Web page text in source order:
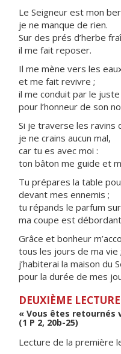
Le Seigneur est mon
je ne manque de rien.
Sur des prés d’herbe
il me fait reposer.
Il me mène vers les
et me fait revivre ;
il me conduit par le juste
pour l’honneur de son
Si je traverse les ravins
je ne crains aucun mal,
car tu es avec moi :
ton bâton me guide et
Tu prépares la table
devant mes ennemis ;
tu répands le parfum
ma coupe est
Grâce et bonheur
tous les jours de ma vie ;
j’habiterai la maison du
pour la durée de mes
DEUXIÈME LECTURE
« Vous êtes retournés
(1 P 2, 20b-25)
Lecture de la première